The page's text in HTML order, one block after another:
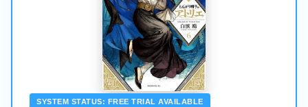
SYSTEM STATUS: FREE TRIAL AVAILABLE